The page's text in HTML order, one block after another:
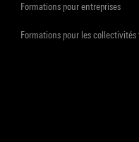
Formations pour entreprises
Formations pour les